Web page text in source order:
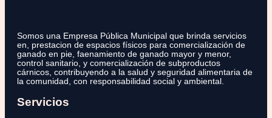
Somos una Empresa Pública Municipal que brinda servicios
en, prestacion de espacios físicos para comercialización de
ganado en pie, faenamiento de ganado mayor y menor,
control sanitario, y comercialización de subproductos
cárnicos, contribuyendo a la salud y seguridad alimentaria de
la comunidad, con responsabilidad social y ambiental.
Servicios